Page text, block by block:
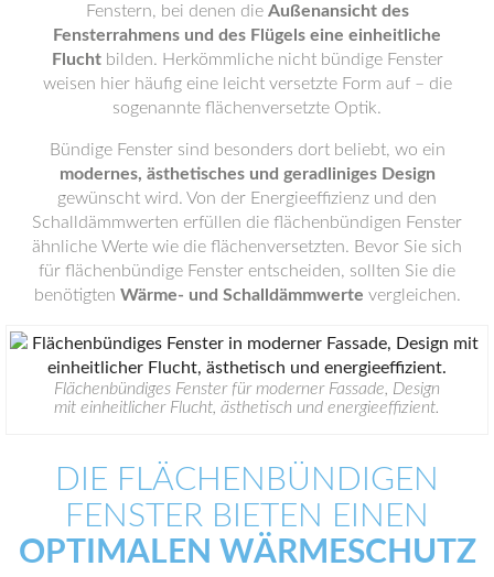
Fenstern, bei denen die Außenansicht des
Fensterrahmens und des Flügels eine einheitliche
Fluchtbilden. Herkömmliche nicht bündige Fenster
weisen hier häufig eine leicht versetzte Form auf – die
sogenannte flächenversetzte Optik.
Bündige Fenster sind besonders dort beliebt, wo ein
modernes, ästhetisches und geradliniges Design
gewünscht wird. Von der Energieeffizienz und den
Schalldämmwerten erfüllen die flächenbündigen Fenster
ähnliche Werte wie die flächenversetzten. Bevor Sie sich
für flächenbündige Fenster entscheiden, sollten Sie die
benötigten Wärme- und Schalldämmwerte vergleichen.
Flächenbündiges Fenster für moderner Fassade, Design
mit einheitlicher Flucht, ästhetisch und energieeffizient.
DIE FLÄCHENBÜNDIGEN
FENSTER BIETEN EINEN
OPTIMALEN WÄRMESCHUTZ